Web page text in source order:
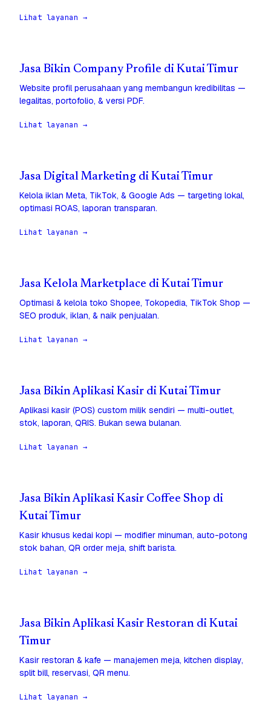
Lihat layanan →
Jasa Bikin Company Profile di Kutai Timur
Website profil perusahaan yang membangun kredibilitas —
legalitas, portofolio, & versi PDF.
Lihat layanan →
Jasa Digital Marketing di Kutai Timur
Kelola iklan Meta, TikTok, & Google Ads — targeting lokal,
optimasi ROAS, laporan transparan.
Lihat layanan →
Jasa Kelola Marketplace di Kutai Timur
Optimasi & kelola toko Shopee, Tokopedia, TikTok Shop —
SEO produk, iklan, & naik penjualan.
Lihat layanan →
Jasa Bikin Aplikasi Kasir di Kutai Timur
Aplikasi kasir (POS) custom milik sendiri — multi-outlet,
stok, laporan, QRIS. Bukan sewa bulanan.
Lihat layanan →
Jasa Bikin Aplikasi Kasir Coffee Shop di
Kutai Timur
Kasir khusus kedai kopi — modifier minuman, auto-potong
stok bahan, QR order meja, shift barista.
Lihat layanan →
Jasa Bikin Aplikasi Kasir Restoran di Kutai
Timur
Kasir restoran & kafe — manajemen meja, kitchen display,
split bill, reservasi, QR menu.
Lihat layanan →